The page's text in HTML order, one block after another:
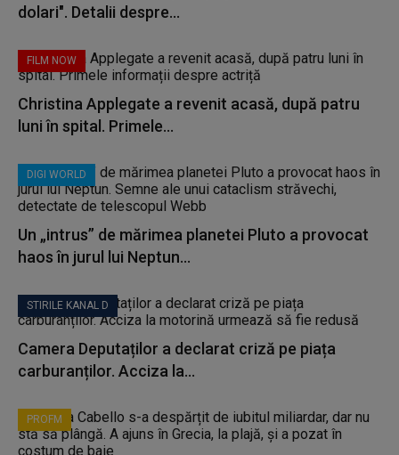
dolari". Detalii despre...
FILM NOW
Christina Applegate a revenit acasă, după patru
luni în spital. Primele...
DIGI WORLD
Un „intrus” de mărimea planetei Pluto a provocat
haos în jurul lui Neptun...
STIRILE KANAL D
Camera Deputaților a declarat criză pe piața
carburanților. Acciza la...
PROFM